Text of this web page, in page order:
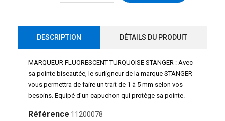
DESCRIPTION DÉTAILS DU PRODUIT
MARQUEUR FLUORESCENT TURQUOISE STANGER : Avec
sa pointe biseautée, le surligneur de la marque STANGER
vous permettra de faire un trait de 1 à 5 mm selon vos
besoins. Equipé d’un capuchon qui protège sa pointe.
Référence 11200078